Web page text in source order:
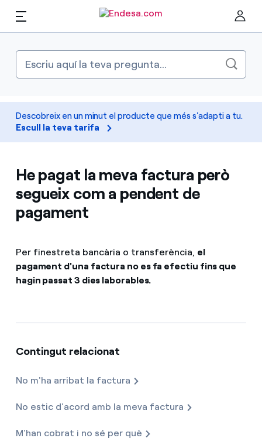
Troba la tarifa que més et convé
Compara les nostres tarifes d’empresa i estalvia
altre
Com puc veure les meves factures d'Endesa?
Gestiones diverses comunitats de propietaris?
Llum i Gas
Mobilitat
PARA TI
Solar
Blog
CA
Descobreix en un minut el producte que més s'adapti a tu.
Escull la teva tarifa
He pagat la meva factura però
segueix com a pendent de
pagament
Per finestreta bancària o transferència, el
pagament d'una factura no es fa efectiu fins que
hagin passat 3 dies laborables.
Contingut relacionat
No m'ha arribat la factura
No estic d'acord amb la meva factura
M'han cobrat i no sé per què